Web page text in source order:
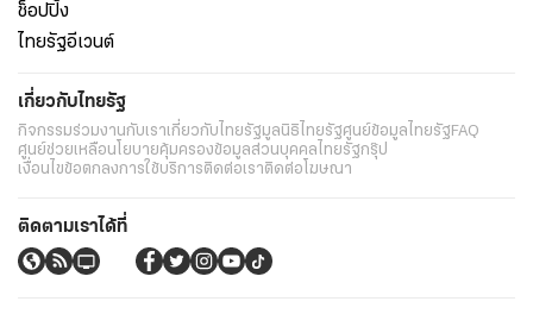
ช็อปปิ้ง
ไทยรัฐอีเวนต์
เกี่ยวกับไทยรัฐ
กิจกรรมร่วมงานกับเราเกี่ยวกับไทยรัฐมูลนิธิไทยรัฐศูนย์ข้อมูลไทยรัฐ FAQ
ศูนย์ช่วยเหลือนโยบายคุ้มครองข้อมูลส่วนบุคคลไทยรัฐกรุ๊ป
เงื่อนไขข้อตกลงการใช้บริการติดต่อเราติดต่อโฆษณา
ติดตามเราได้ที่